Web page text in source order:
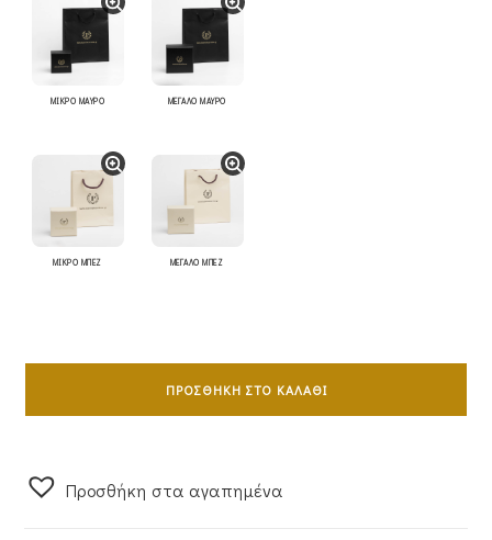
ΜΙΚΡΟ ΜΑΥΡΟ ΜΕΓΑΛΟ ΜΑΥΡΟ
ΜΙΚΡΟ ΜΠΕΖ ΜΕΓΑΛΟ ΜΠΕΖ
Σταυρός
Όψης
Αλυσίδα
ΠΡΟΣΘΉΚΗ ΣΤΟ ΚΑΛΆΘΙ
Προσθήκη στα αγαπημένα